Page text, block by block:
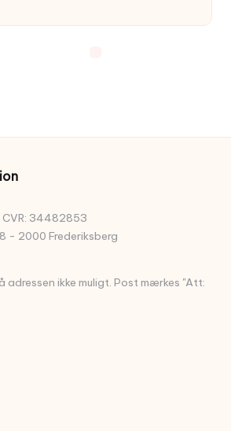
34482853
- 2000 Frederiksberg
adressen ikke muligt. Post mærkes "Att: